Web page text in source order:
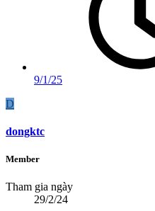
9/1/25
D
dongktc
Member
Tham gia ngày
29/2/24